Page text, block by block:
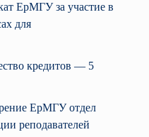
ЕрМГУ за участие в
для
кредитов — 5
ЕрМГУ отдел
реподавателей